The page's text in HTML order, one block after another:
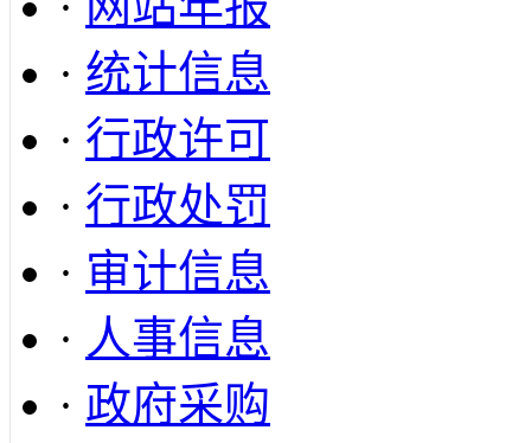
· 统计信息
· 行政许可
· 行政处罚
· 审计信息
· 人事信息
· 政府采购